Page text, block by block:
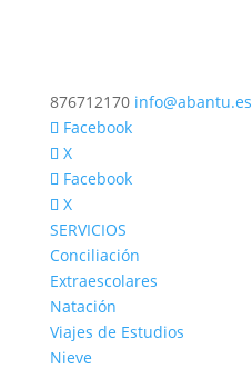
876712170 info@abantu.es
Facebook
X
Facebook
X
SERVICIOS
Conciliación
Extraescolares
Natación
Viajes de Estudios
Nieve